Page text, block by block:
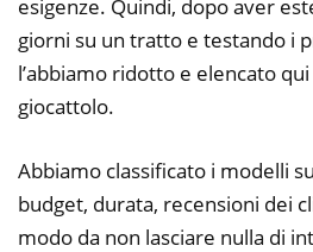
esigenze. Quindi, dopo aver
giorni su un tratto e testando i
l’abbiamo ridotto e elencato
giocattolo.
Abbiamo classificato i modelli
budget, durata, recensioni dei
modo da non lasciare nulla di